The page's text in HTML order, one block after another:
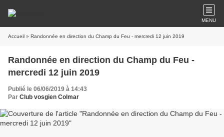
MENU
Accueil » Randonnée en direction du Champ du Feu - mercredi 12 juin 2019
Randonnée en direction du Champ du Feu -
mercredi 12 juin 2019
Publié le 06/06/2019 à 14:43
Par Club vosgien Colmar